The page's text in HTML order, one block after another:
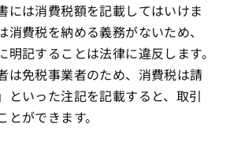
には消費税額を記載してはいけま
消費税を納める義務がないため、
記することは法律に違反します。
は免税事業者のため、消費税は請
といった注記を記載すると、取引
ができます。